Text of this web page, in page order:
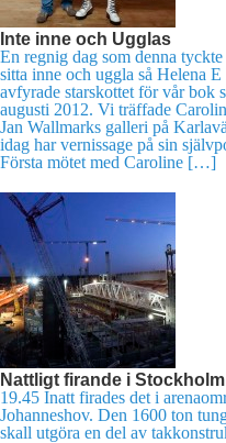
Inte inne och Ugglas
En regnig dag som denna
sitta inne och uggla så Helena
avfyrade starskottet för vår bok
augusti 2012. Vi träffade
Jan Wallmarks galleri på
idag har vernissage på sin
Första mötet med Caroline […]
Nattligt firande i Stockholm
19.45 Inatt firades det i
Johanneshov. Den 1600 ton
skall utgöra en del av